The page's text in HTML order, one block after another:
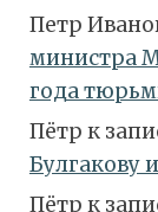
Петр
министра
года
Пётр к
Булгакову
Пётр к